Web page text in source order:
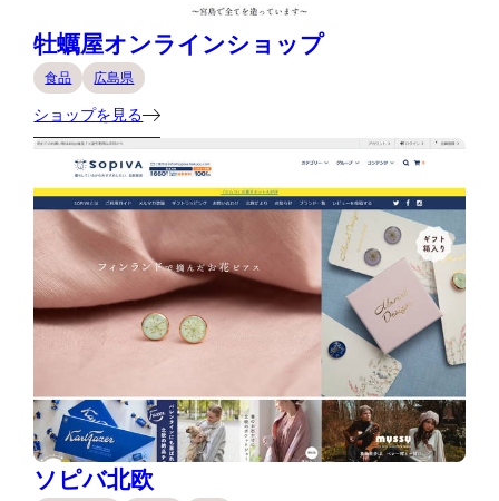
牡蠣屋オンラインショップ
食品 広島県
ショップを見る
ソピバ北欧